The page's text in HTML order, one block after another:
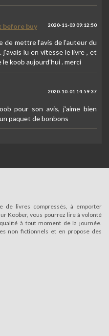
before buy 2020-11-03 09:12:50
de mettre l’avis de l’auteur du
j’avais lu en vitesse le livre , et
koob aujourd’hui . merci
2020-10-01 14:59:37
pour son avis, j'aime bien
paquet de bonbons
de livres compressés, à emporter
Koober, vous pourrez lire à volonté
à tout moment de la journée.
non fictionnels et en propose des